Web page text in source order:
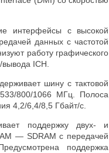
интерфейсы с высокой
данных с частотой
работу графического
вывода ICH.
шину с тактовой
800/1066 МГц. Полоса
4,2/6,4/8,5 Гбайт/с.
поддержку двух- и
— SDRAM с передачей
поддержка